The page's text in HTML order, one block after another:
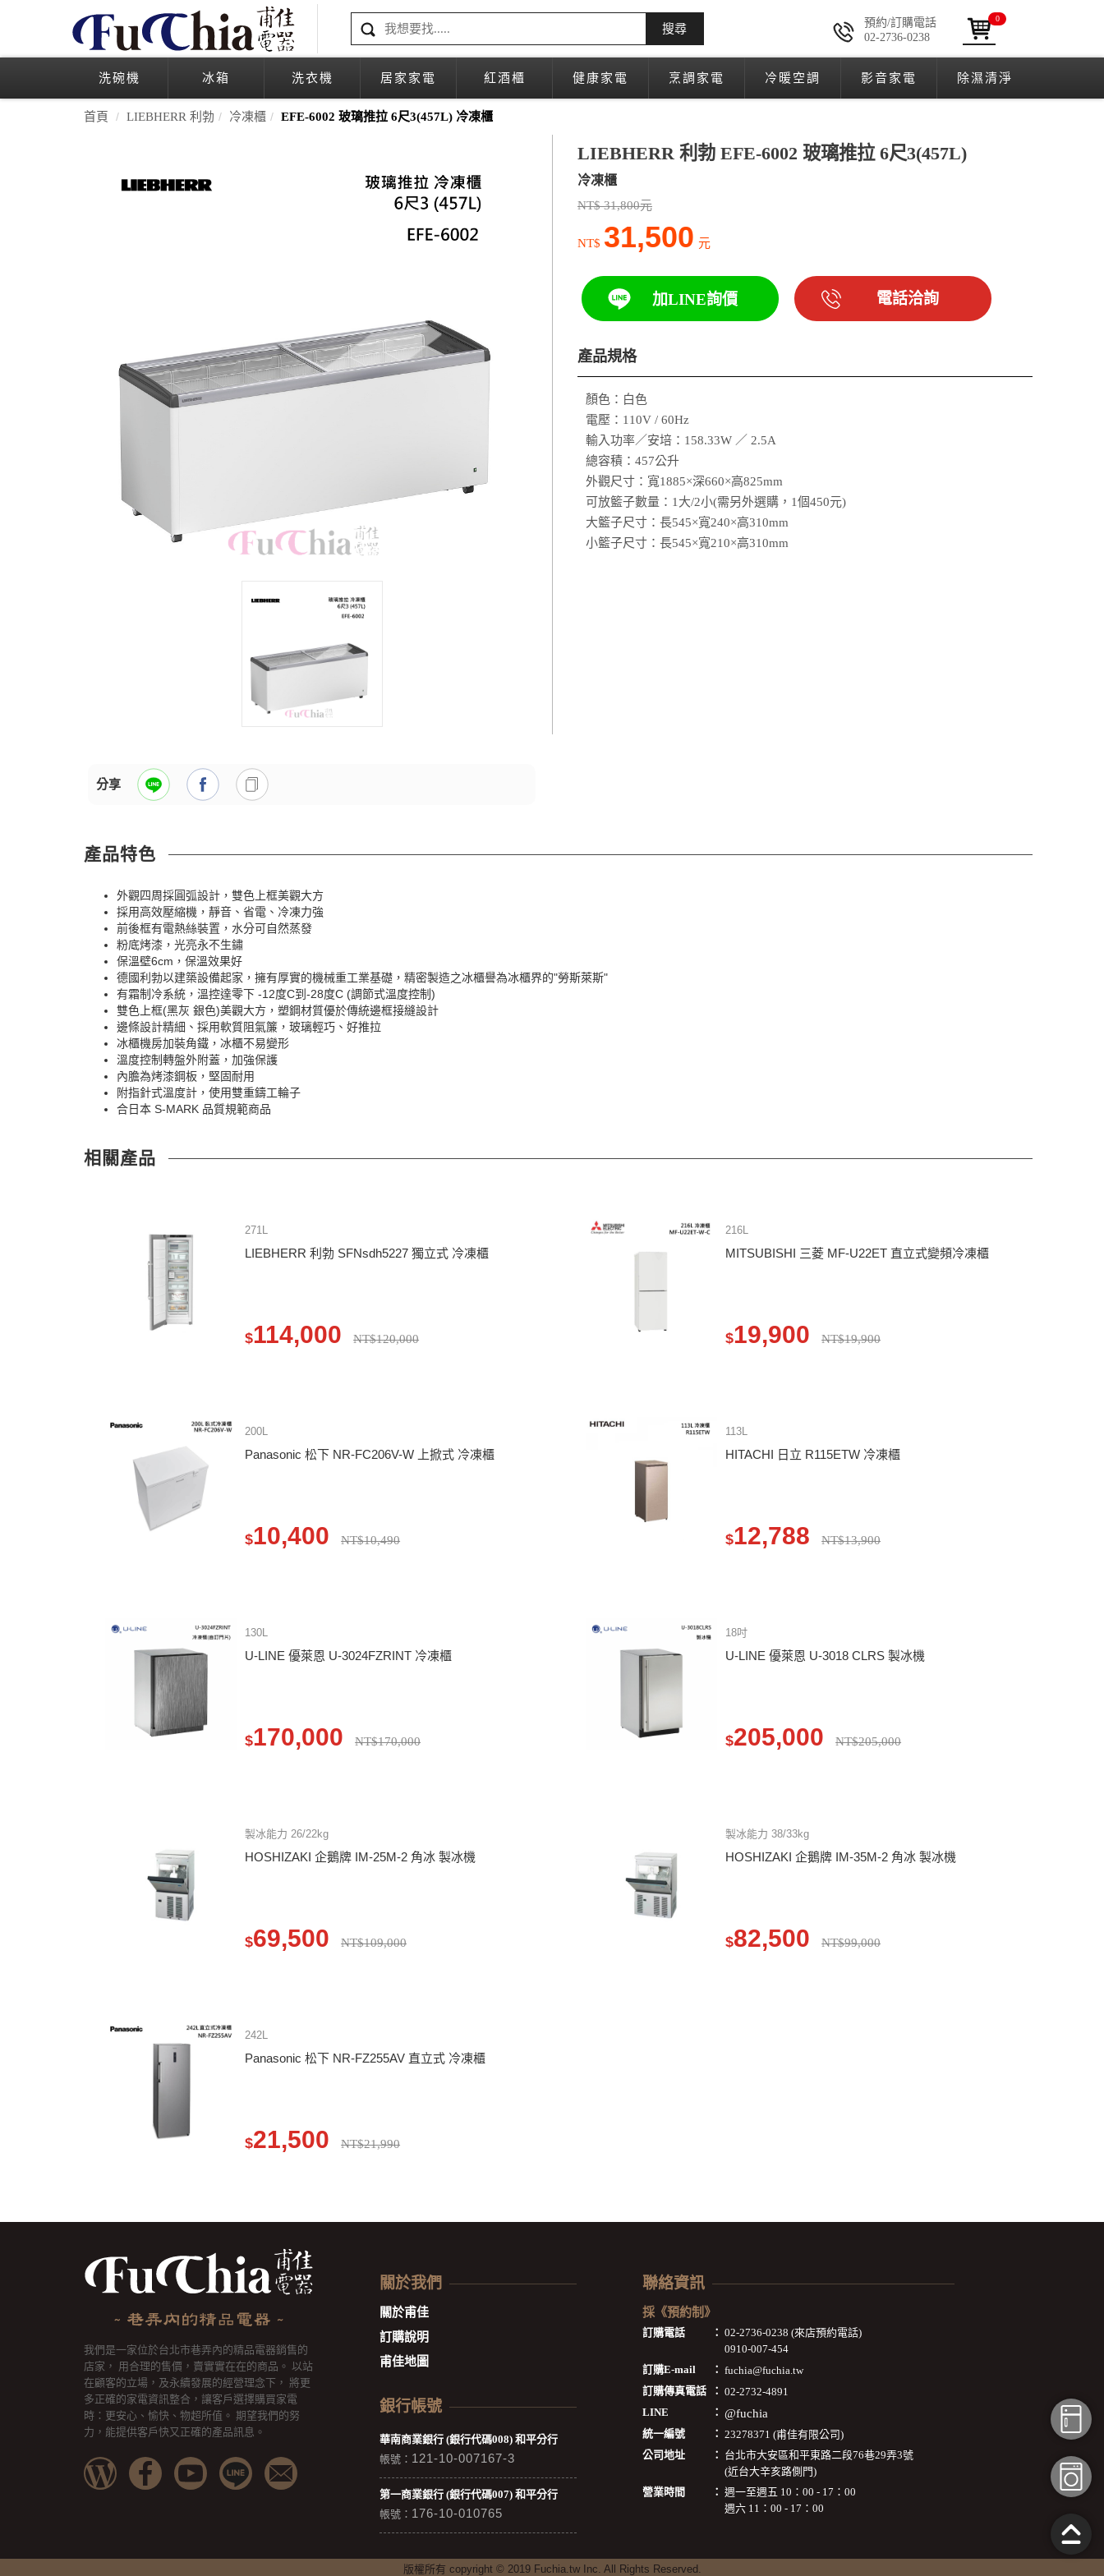
搜尋
預約/訂購電話
02-2736-0238
0
洗碗機 冰箱 洗衣機 居家家電 紅酒櫃 健康家電 烹調家電 冷暖空調 影音家電 除濕清淨
首頁 LIEBHERR 利勃 冷凍櫃 EFE-6002 玻璃推拉 6尺3(457L) 冷凍櫃
分享
LIEBHERR 利勃 EFE-6002 玻璃推拉 6尺3(457L)
冷凍櫃
NT$ 31,800元
NT$ 31,500 元
加LINE詢價 電話洽詢
產品規格
顏色：白色
電壓：110V / 60Hz
輸入功率／安培：158.33W ／ 2.5A
總容積：457公升
外觀尺寸：寬1885×深660×高825mm
可放籃子數量：1大/2小(需另外選購，1個450元)
大籃子尺寸：長545×寬240×高310mm
小籃子尺寸：長545×寬210×高310mm
產品特色
外觀四周採圓弧設計，雙色上框美觀大方
採用高效壓縮機，靜音、省電、冷凍力強
前後框有電熱絲裝置，水分可自然蒸發
粉底烤漆，光亮永不生鏽
保溫壁6cm，保溫效果好
德國利勃以建築設備起家，擁有厚實的機械重工業基礎，精密製造之冰櫃譽為冰櫃界的"勞斯萊斯"
有霜制冷系統，溫控達零下 -12度C到-28度C (調節式溫度控制)
雙色上框(黑灰 銀色)美觀大方，塑鋼材質優於傳統邊框接縫設計
邊條設計精細、採用軟質阻氣簾，玻璃輕巧、好推拉
冰櫃機房加裝角鐵，冰櫃不易變形
溫度控制轉盤外附蓋，加強保護
內膽為烤漆鋼板，堅固耐用
附指針式溫度計，使用雙重鑄工輪子
合日本 S-MARK 品質規範商品
相關產品
271L
LIEBHERR 利勃 SFNsdh5227 獨立式 冷凍櫃
$114,000 NT$120,000
216L
MITSUBISHI 三菱 MF-U22ET 直立式變頻冷凍櫃
$19,900 NT$19,900
200L
Panasonic 松下 NR-FC206V-W 上掀式 冷凍櫃
$10,400 NT$10,490
113L
HITACHI 日立 R115ETW 冷凍櫃
$12,788 NT$13,900
130L
U-LINE 優萊恩 U-3024FZRINT 冷凍櫃
$170,000 NT$170,000
18吋
U-LINE 優萊恩 U-3018 CLRS 製冰機
$205,000 NT$205,000
製冰能力 26/22kg
HOSHIZAKI 企鵝牌 IM-25M-2 角冰 製冰機
$69,500 NT$109,000
製冰能力 38/33kg
HOSHIZAKI 企鵝牌 IM-35M-2 角冰 製冰機
$82,500 NT$99,000
242L
Panasonic 松下 NR-FZ255AV 直立式 冷凍櫃
$21,500 NT$21,990
我們是一家位於台北市巷弄內的精品電器銷售的
店家， 用合理的售價，賣實實在在的商品。 以站
在顧客的立場，及永續發展的經營理念下， 將更
多正確的家電資訊整合，讓客戶選擇購買家電
時：更安心、愉快、物超所值。 期望我們的努
力，能提供客戶快又正確的產品訊息。
關於我們
關於甫佳
訂購說明
甫佳地圖
銀行帳號
華南商業銀行 (銀行代碼008) 和平分行
帳號： 121-10-007167-3
第一商業銀行 (銀行代碼007) 和平分行
帳號： 176-10-010765
聯絡資訊
採《預約制》
訂購電話 ： 02-2736-0238 (來店預約電話)
0910-007-454
訂購E-mail
： fuchia@fuchia.tw
訂購傳真電話
： 02-2732-4891
LINE
： @fuchia
統一編號 ： 23278371 (甫佳有限公司)
公司地址
： 台北市大安區和平東路二段76巷29弄3號
(近台大辛亥路側門)
營業時間
： 週一至週五 10：00 - 17：00
週六 11：00 - 17：00
版權所有 copyright © 2019 Fuchia.tw Inc. All Rights Reserved.